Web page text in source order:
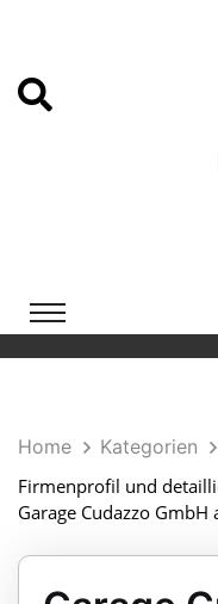
Home Kategorien
Firmenprofil und
Garage Cudazzo GmbH